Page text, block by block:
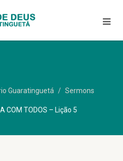
Guaratinguetá
Sermons
COM TODOS – Lição 5